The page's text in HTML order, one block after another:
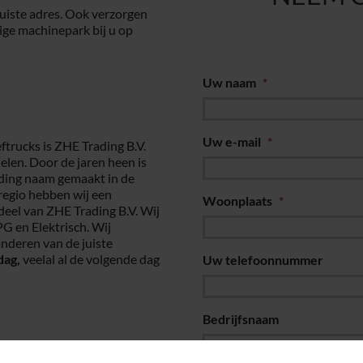
adres. Ook verzorgen
machinepark bij u op
is ZHE Trading B.V.
Door de jaren heen is
naam gemaakt in de
hebben wij een
van ZHE Trading B.V. Wij
en Elektrisch. Wij
van de juiste
veelal al de volgende dag
Uw naam *
Uw e-mail *
Woonplaats *
Uw telefoonnummer
Bedrijfsnaam